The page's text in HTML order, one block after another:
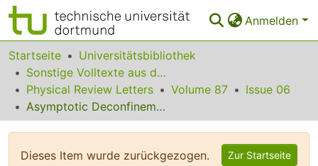
Anmelden
Bereiche & Sammlungen
Das gesamte Repositorium
Statistiken
Startseite
Universitätsbibliothek
Sonstige Volltexte aus dem Bibliotheksangebot
Physical Review Letters
Volume 87
Issue 06
Asymptotic Deconfinement in High-Density QCD
Dieses Item wurde zurückgezogen. Zur Startseite